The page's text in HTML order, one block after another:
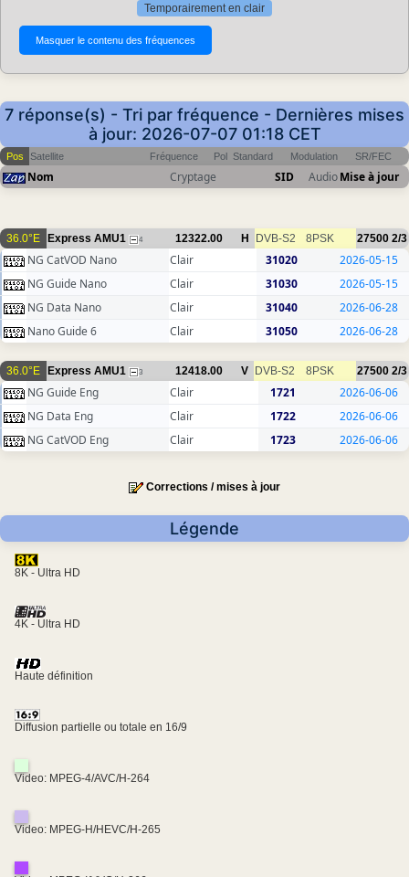
Temporairement en clair
7 réponse(s) - Tri par fréquence - Dernières mises
à jour: 2026-07-07 01:18 CET
Pos Satellite Fréquence Pol Standard Modulation SR/FEC
Nom Cryptage SID AudioMise à jour
36.0°E Express AMU1 4 12322.00 H DVB-S2 8PSK 27500 2/3
NG CatVOD Nano Clair 31020
2026-05-15
NG Guide Nano
Clair 31030
2026-05-15
NG Data Nano
Clair 31040
2026-06-28
Nano Guide 6
Clair 31050 2026-06-28
36.0°E Express AMU1 3 12418.00 V DVB-S2 8PSK 27500 2/3
NG Guide Eng Clair 1721
2026-06-06
NG Data Eng
Clair 1722
2026-06-06
NG CatVOD Eng
Clair 1723 2026-06-06
Corrections / mises à jour
Légende
8K - Ultra HD
4K - Ultra HD
Haute définition
Diffusion partielle ou totale en 16/9
Video: MPEG-4/AVC/H-264
Video: MPEG-H/HEVC/H-265